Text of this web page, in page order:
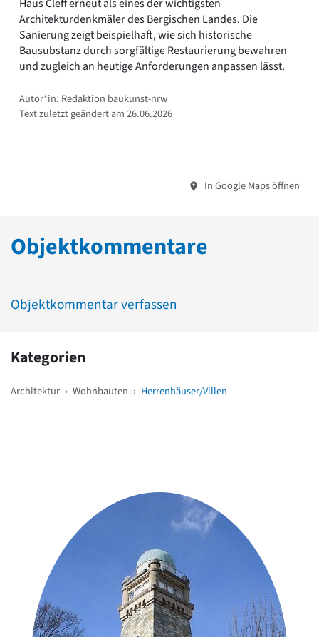
Haus Cleff erneut als eines der wichtigsten
Architekturdenkmäler des Bergischen Landes. Die
Sanierung zeigt beispielhaft, wie sich historische
Bausubstanz durch sorgfältige Restaurierung bewahren
und zugleich an heutige Anforderungen anpassen lässt.
Autor*in: Redaktion baukunst-nrw
Text zuletzt geändert am 26.06.2026
In Google Maps öffnen
Objektkommentare
Objektkommentar verfassen
Kategorien
Architektur › Wohnbauten › Herrenhäuser/Villen